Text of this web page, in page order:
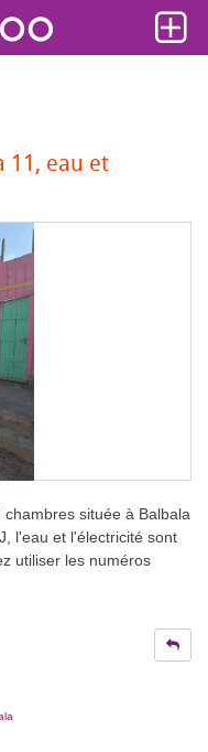
11, eau et
située à Balbala
l'eau et l'électricité sont
utiliser les numéros